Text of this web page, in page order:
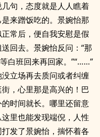
句，态度就是人人瞧着
来蹭饭吃的。景婉怡那
常后，便自我安慰是假
回去。景婉怡反问：“那
白班回来再回家。”“……”
立场再去质问或者纠缠
，心里那是高兴的！巴
时间就长。哪里还留意
里也能发现端倪，人性
发了景婉怡，揣怀着各